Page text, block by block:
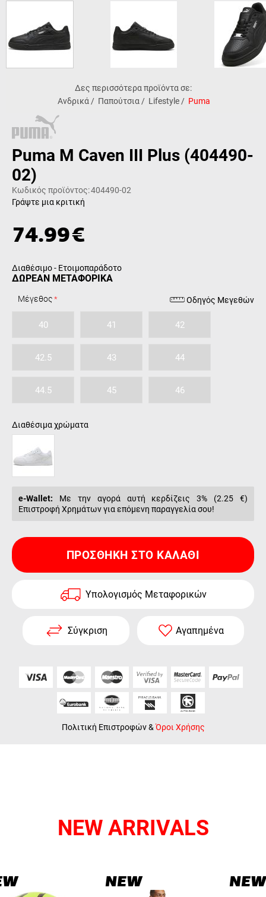
Δες περισσότερα προϊόντα σε:
Ανδρικά / Παπούτσια / Lifestyle / Puma
Puma M Caven III Plus (404490-
02)
Κωδικός προϊόντος:404490-02
Γράψτε μια κριτική
74.99€
Διαθέσιμο - Ετοιμοπαράδοτο
ΔΩΡΕΑΝ ΜΕΤΑΦΟΡΙΚΑ
Οδηγός Μεγεθών
Μέγεθος
40 41 42
42.5 43 44
44.5 45 46
Διαθέσιμα χρώματα
e-Wallet: Με την αγορά αυτή κερδίζεις 3% (2.25 €)
Επιστροφή Χρημάτων για επόμενη παραγγελία σου!
ΠΡΟΣΘΉΚΗ ΣΤΟ ΚΑΛΆΘΙ
Υπολογισμός Μεταφορικών
Σύγκριση Αγαπημένα
Πολιτική Επιστροφών& Όροι Χρήσης
NEW ARRIVALS
NEW NEW